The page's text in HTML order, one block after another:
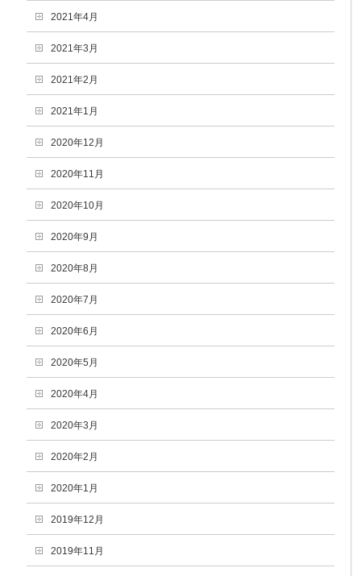
2021年4月
2021年3月
2021年2月
2021年1月
2020年12月
2020年11月
2020年10月
2020年9月
2020年8月
2020年7月
2020年6月
2020年5月
2020年4月
2020年3月
2020年2月
2020年1月
2019年12月
2019年11月